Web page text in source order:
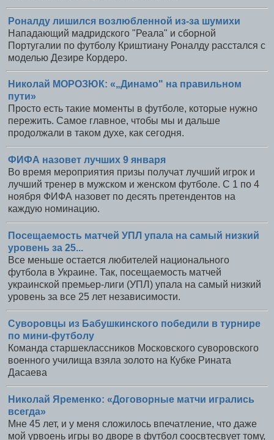
Роналду лишился возлюбленной из-за шумихи
Нападающий мадридского "Реала" и сборной
Португалии по футболу Криштиану Роналду расстался с
моделью Дезире Кордеро.
Николай МОРОЗЮК: «„Динамо" на правильном
пути»
Просто есть такие моменты в футболе, которые нужно
пережить. Самое главное, чтобы мы и дальше
продолжали в таком духе, как сегодня.
ФИФА назовет лучших 9 января
Во время мероприятия призы получат лучший игрок и
лучший тренер в мужском и женском футболе. С 1 по 4
ноября ФИФА назовет по десять претендентов на
каждую номинацию.
Посещаемость матчей УПЛ упала на самый низкий
уровень за 25...
Все меньше остается любителей национального
футбола в Украине. Так, посещаемость матчей
украинской премьер-лиги (УПЛ) упала на самый низкий
уровень за все 25 лет независимости.
Суворовцы из Бабушкинского победили в турнире
по мини-футболу
Команда старшеклассников Московского суворовского
военного училища взяла золото на Кубке Рината
Дасаева
Николай Яременко: «Договорные матчи игрались
всегда»
Мне 45 лет, и у меня сложилось впечатление, что даже
мой урвоень игры во дворе в футбол соосвтесвует тому,